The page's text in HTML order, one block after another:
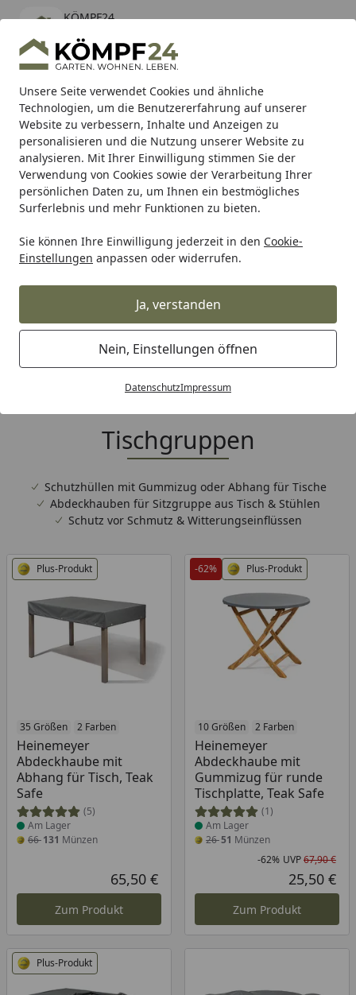
Unsere Seite verwendet Cookies und ähnliche
Technologien, um die Benutzererfahrung auf unserer
Website zu verbessern, Inhalte und Anzeigen zu
personalisieren und die Nutzung unserer Website zu
analysieren. Mit Ihrer Einwilligung stimmen Sie der
Verwendung von Cookies sowie der Verarbeitung Ihrer
persönlichen Daten zu, um Ihnen ein bestmögliches
Surferlebnis und mehr Funktionen zu bieten.
Sie können Ihre Einwilligung jederzeit in den Cookie-
Einstellungen anpassen oder widerrufen.
Ja, verstanden
Nein, Einstellungen öffnen
DatenschutzImpressum
KÖMPF24
kostenlos - Im App Store
Hotline
Alle Produkte
Mein Konto
Suchen
Karibu Pools inkl. gratis Sandfilteranlage & Pool-
Starterset (Gesamtwert bis 468,99€)
Startseite
Heinemeyer
Heinemeyer Schutzhüllen
Heinemeyer Abdeckhauben
für Gartentische &
Tischgruppen
Schutzhüllen mit Gummizug oder Abhang für Tische
Abdeckhauben für Sitzgruppe aus Tisch & Stühlen
Schutz vor Schmutz & Witterungseinflüssen
Plus-Produkt
35 Größen 2 Farben
Heinemeyer
Abdeckhaube mit
Abhang für Tisch, Teak
Safe
(5)
Produkt am Lager
Am Lager
66131 Münzen
Aktueller Preis
65,50 €
Zum Produkt
-62% Plus-Produkt
10 Größen 2 Farben
Heinemeyer
Abdeckhaube mit
Gummizug für runde
Tischplatte, Teak Safe
(1)
Produkt am Lager
Am Lager
2651 Münzen
-62% UVP67,90 €
25,50 €
Zum Produkt
Plus-Produkt